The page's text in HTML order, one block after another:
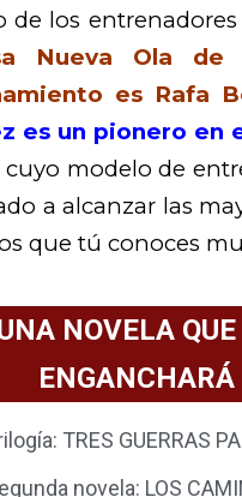
de los entrenadores
Nueva Ola de
es Rafa
es un pionero en
cuyo modelo de
a alcanzar las
que tú conoces
NOVELA
ENGANCHARÁ
TRES GUERRAS
novela: LOS